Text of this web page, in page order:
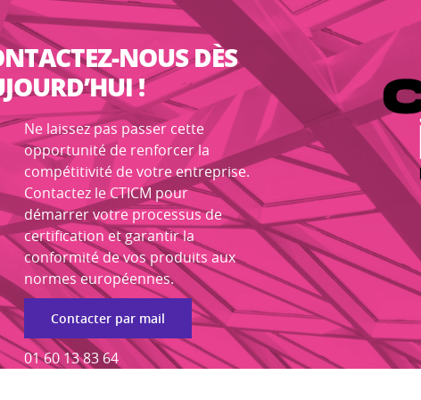
NOUS DÈS
!
Ne laissez pas passer cette
opportunité de renforcer la
compétitivité de votre entreprise.
Contactez le CTICM pour
démarrer votre processus de
certification et garantir la
conformité de vos produits aux
normes européennes.
Contacter par mail
01 60 13 83 64